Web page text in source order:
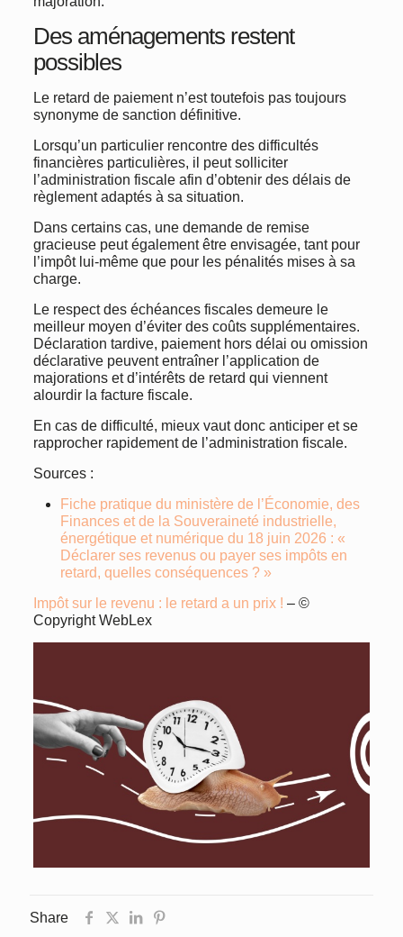
Des aménagements restent
possibles
Le retard de paiement n’est toutefois pas toujours
synonyme de sanction définitive.
Lorsqu’un particulier rencontre des difficultés
financières particulières, il peut solliciter
l’administration fiscale afin d’obtenir des délais de
règlement adaptés à sa situation.
Dans certains cas, une demande de remise
gracieuse peut également être envisagée, tant pour
l’impôt lui-même que pour les pénalités mises à sa
charge.
Le respect des échéances fiscales demeure le
meilleur moyen d’éviter des coûts supplémentaires.
Déclaration tardive, paiement hors délai ou omission
déclarative peuvent entraîner l’application de
majorations et d’intérêts de retard qui viennent
alourdir la facture fiscale.
En cas de difficulté, mieux vaut donc anticiper et se
rapprocher rapidement de l’administration fiscale.
Sources :
Fiche pratique du ministère de l’Économie, des
Finances et de la Souveraineté industrielle,
énergétique et numérique du 18 juin 2026 : «
Déclarer ses revenus ou payer ses impôts en
retard, quelles conséquences ? »
Impôt sur le revenu : le retard a un prix ! – ©
Copyright WebLex
Share